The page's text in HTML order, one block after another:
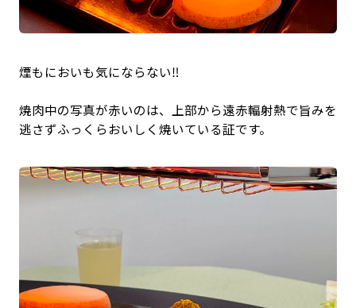
煙もにおいも気にならない‼️
焼肉中の写真が赤いのは、上部から遠赤輻射熱で旨みを
逃さずふっくらおいしく焼いている証です。